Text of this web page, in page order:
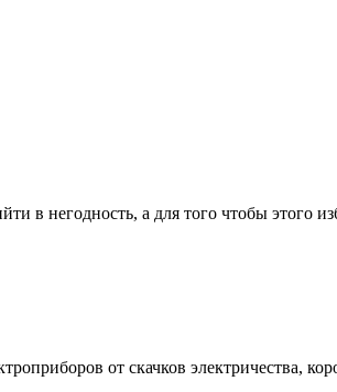
в негодность, а для того чтобы этого
от скачков электричества,